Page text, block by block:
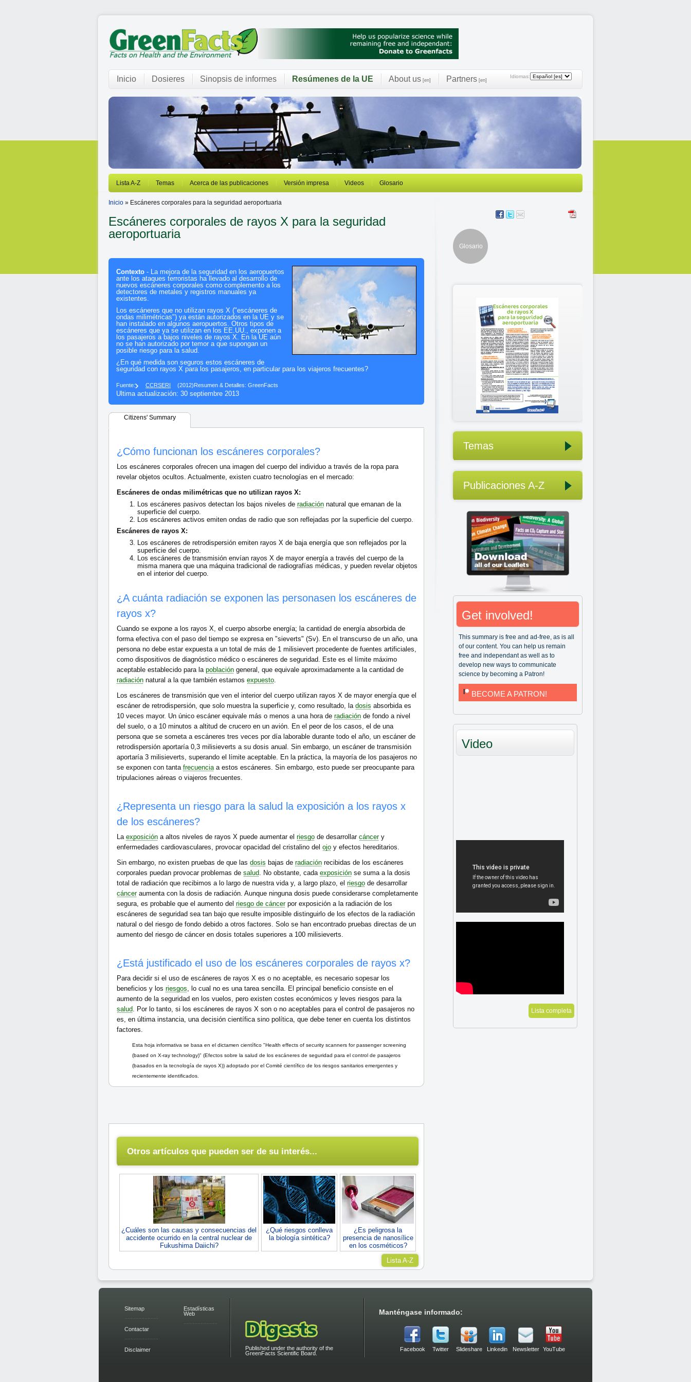
Idiomas:
Inicio Dosieres Sinopsis de informes Resúmenes de la UE About us [en] Partners [en]
Lista A-Z Temas Acerca de las publicaciones Versión impresa Videos Glosario
Inicio » Escáneres corporales para la seguridad aeroportuaria
Escáneres corporales de rayos X para la seguridad
aeroportuaria
Contexto - La mejora de la seguridad en los aeropuertos
ante los ataques terroristas ha llevado al desarrollo de
nuevos escáneres corporales como complemento a los
detectores de metales y registros manuales ya
existentes.
Los escáneres que no utilizan rayos X ("escáneres de
ondas milimétricas") ya están autorizados en la UE y se
han instalado en algunos aeropuertos. Otros tipos de
escáneres que ya se utilizan en los EE.UU., exponen a
los pasajeros a bajos niveles de rayos X. En la UE aún
no se han autorizado por temor a que supongan un
posible riesgo para la salud.
¿En qué medida son seguros estos escáneres de
seguridad con rayos X para los pasajeros, en particular para los viajeros frecuentes?
Fuente: CCRSERI (2012)Resumen & Detalles: GreenFacts
Ultima actualización: 30 septiembre 2013
Citizens' Summary
¿Cómo funcionan los escáneres corporales?
Los escáneres corporales ofrecen una imagen del cuerpo del individuo a través de la ropa para
revelar objetos ocultos. Actualmente, existen cuatro tecnologías en el mercado:
Escáneres de ondas milimétricas que no utilizan rayos X:
Los escáneres pasivos detectan los bajos niveles de radiación natural que emanan de la
superficie del cuerpo.
Los escáneres activos emiten ondas de radio que son reflejadas por la superficie del cuerpo.
Escáneres de rayos X:
Los escáneres de retrodispersión emiten rayos X de baja energía que son reflejados por la
superficie del cuerpo.
Los escáneres de transmisión envían rayos X de mayor energía a través del cuerpo de la
misma manera que una máquina tradicional de radiografías médicas, y pueden revelar objetos
en el interior del cuerpo.
¿A cuánta radiación se exponen las personasen los escáneres de
rayos x?
Cuando se expone a los rayos X, el cuerpo absorbe energía; la cantidad de energía absorbida de
forma efectiva con el paso del tiempo se expresa en "sieverts" (Sv). En el transcurso de un año, una
persona no debe estar expuesta a un total de más de 1 milisievert procedente de fuentes artificiales,
como dispositivos de diagnóstico médico o escáneres de seguridad. Este es el límite máximo
aceptable establecido para la población general, que equivale aproximadamente a la cantidad de
radiación natural a la que también estamos expuesto.
Los escáneres de transmisión que ven el interior del cuerpo utilizan rayos X de mayor energía que el
escáner de retrodispersión, que solo muestra la superficie y, como resultado, la dosis absorbida es
10 veces mayor. Un único escáner equivale más o menos a una hora de radiación de fondo a nivel
del suelo, o a 10 minutos a altitud de crucero en un avión. En el peor de los casos, el de una
persona que se someta a escáneres tres veces por día laborable durante todo el año, un escáner de
retrodispersión aportaría 0,3 milisieverts a su dosis anual. Sin embargo, un escáner de transmisión
aportaría 3 milisieverts, superando el límite aceptable. En la práctica, la mayoría de los pasajeros no
se exponen con tanta frecuenciaa estos escáneres. Sin embargo, esto puede ser preocupante para
tripulaciones aéreas o viajeros frecuentes.
¿Representa un riesgo para la salud la exposición a los rayos x
de los escáneres?
La exposición a altos niveles de rayos X puede aumentar el riesgo de desarrollar cáncery
enfermedades cardiovasculares, provocar opacidad del cristalino del ojo y efectos hereditarios.
Sin embargo, no existen pruebas de que las dosis bajas de radiación recibidas de los escáneres
corporales puedan provocar problemas de salud. No obstante, cada exposición se suma a la dosis
total de radiación que recibimos a lo largo de nuestra vida y, a largo plazo, el riesgo de desarrollar
cánceraumenta con la dosis de radiación. Aunque ninguna dosis puede considerarse completamente
segura, es probable que el aumento del riesgo de cáncerpor exposición a la radiación de los
escáneres de seguridad sea tan bajo que resulte imposible distinguirlo de los efectos de la radiación
natural o del riesgo de fondo debido a otros factores. Solo se han encontrado pruebas directas de un
aumento del riesgo de cáncer en dosis totales superiores a 100 milisieverts.
¿Está justificado el uso de los escáneres corporales de rayos x?
Para decidir si el uso de escáneres de rayos X es o no aceptable, es necesario sopesar los
beneficios y los riesgos, lo cual no es una tarea sencilla. El principal beneficio consiste en el
aumento de la seguridad en los vuelos, pero existen costes económicos y leves riesgos para la
salud. Por lo tanto, si los escáneres de rayos X son o no aceptables para el control de pasajeros no
es, en última instancia, una decisión científica sino política, que debe tener en cuenta los distintos
factores.
Esta hoja informativa se basa en el dictamen científico "Health effects of security scanners for passenger screening
(based on X-ray technology)" (Efectos sobre la salud de los escáneres de seguridad para el control de pasajeros
(basados en la tecnología de rayos X)) adoptado por el Comité científico de los riesgos sanitarios emergentes y
recientemente identificados.
Otros artículos que pueden ser de su interés...
¿Cuáles son las causas y consecuencias del
accidente ocurrido en la central nuclear de
Fukushima Daiichi?
¿Qué riesgos conlleva
la biología sintética?
¿Es peligrosa la
presencia de nanosílice
en los cosméticos?
Lista A-Z
Glosario
Temas
Publicaciones A-Z
Get involved!
This summary is free and ad-free, as is all
of our content. You can help us remain
free and independant as well as to
develop new ways to communicate
science by becoming a Patron!
BECOME A PATRON!
Video
Lista completa
Sitemap
Contactar
Disclaimer
Estadísticas
Web
Published under the authority of the
GreenFacts Scientific Board.
Manténgase informado:
Facebook Twitter Slideshare Linkedin Newsletter YouTube